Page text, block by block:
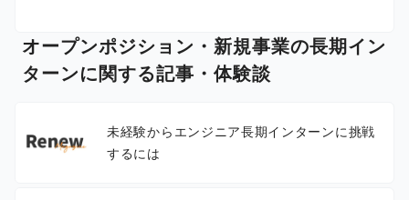
オープンポジション・新規事業の長期イン
ターンに関する記事・体験談
未経験からエンジニア長期インターンに挑戦
するには